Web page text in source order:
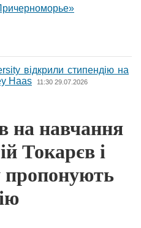
відкрили стипендію на
Haas
11:30 29.07.2026
на навчання
Токарєв і